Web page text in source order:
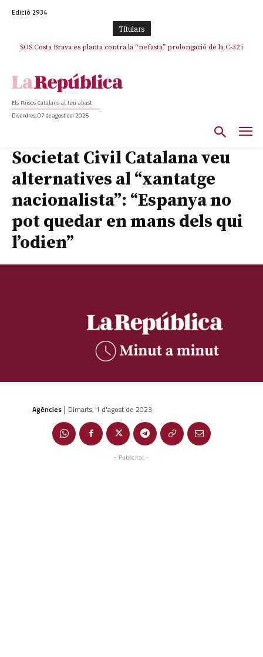
Edició 2934
TItulars
SOS Costa Brava es planta contra la “nefasta” prolongació de la C-32 i
Els Països Catalans al teu abast
Divendres, 07 de agost del 2026
Societat Civil Catalana veu
alternatives al “xantatge
nacionalista”: “Espanya no
pot quedar en mans dels qui
l’odien”
Agències | Dimarts, 1 d'agost de 2023
- Publicitat -